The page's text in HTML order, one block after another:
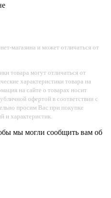
магазина и может отличаться от
товара могут отличаться от
характеристики товара на
на сайте о товарах носит
офертой в соответствии с
просим Вас при покупке
и характеристик.
мы могли сообщить вам об